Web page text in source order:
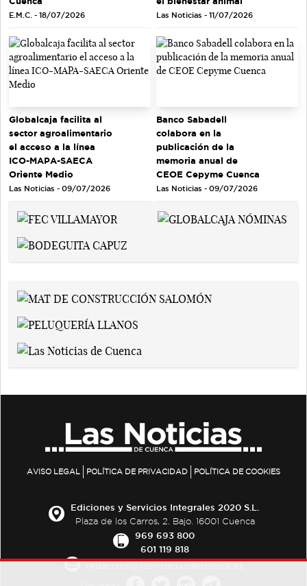
E.M.C. - 18/07/2026 Las Noticias - 11/07/2026
Globalcaja facilita al
sector agroalimentario
el acceso a la línea
ICO-MAPA-SAECA
Oriente Medio
Las Noticias - 09/07/2026
Banco Sabadell
colabora en la
publicación de la
memoria anual de
CEOE Cepyme Cuenca
Las Noticias - 09/07/2026
AVISO LEGAL POLÍTICA DE PRIVACIDAD POLÍTICA DE COOKIES
Ediciones y Servicios Integrales 2020 S.L.
Plaza de los Carros, 2. Bajo. 16001 Cuenca
969 693 800
601 119 818